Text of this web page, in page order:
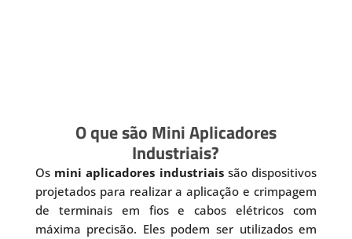
O que são Mini Aplicadores
Industriais?
Os mini aplicadores industriaissão dispositivos
projetados para realizar a aplicação e crimpagem
de terminais em fios e cabos elétricos com
máxima precisão. Eles podem ser utilizados em